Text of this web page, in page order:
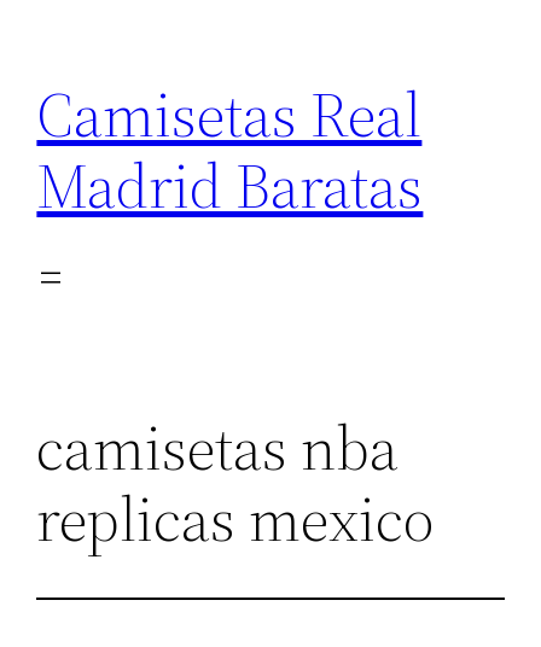
contenido
Camisetas Real
Madrid Baratas
camisetas nba
replicas mexico